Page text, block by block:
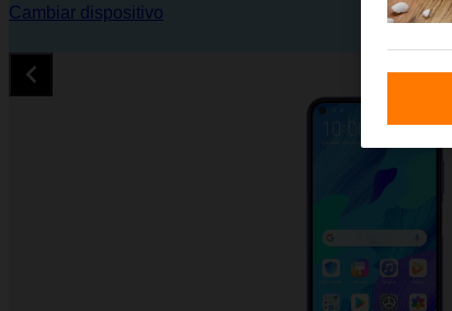
Cambiar dispositivo